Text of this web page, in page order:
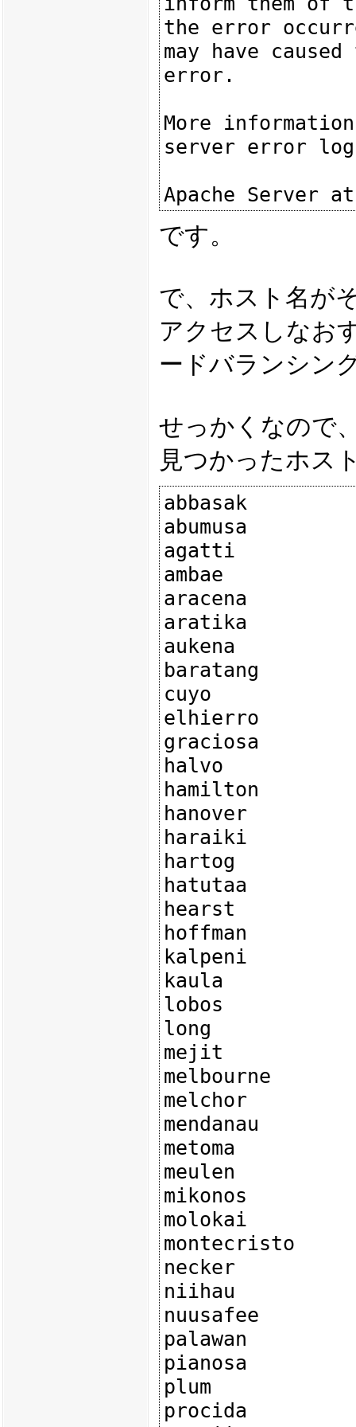
the error
may have
error.
More
server error
です。
で、ホスト名が
アクセスしなお
ードバランシン
せっかくなので
見つかったホス
abbasak
abumusa
agatti
ambae
aracena
aratika
aukena
baratang
cuyo
elhierro
graciosa
halvo
hamilton
hanover
haraiki
hartog
hatutaa
hearst
hoffman
kalpeni
kaula
lobos
long
mejit
melbourne
melchor
mendanau
metoma
meulen
mikonos
molokai
montecristo
necker
niihau
nuusafee
palawan
pianosa
plum
procida